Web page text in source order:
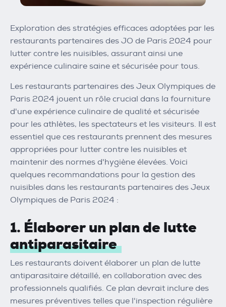
Exploration des stratégies efficaces adoptées par les
restaurants partenaires des JO de Paris 2024 pour
lutter contre les nuisibles, assurant ainsi une
expérience culinaire saine et sécurisée pour tous.
Les restaurants partenaires des Jeux Olympiques de
Paris 2024 jouent un rôle crucial dans la fourniture
d'une expérience culinaire de qualité et sécurisée
pour les athlètes, les spectateurs et les visiteurs. Il est
essentiel que ces restaurants prennent des mesures
appropriées pour lutter contre les nuisibles et
maintenir des normes d'hygiène élevées. Voici
quelques recommandations pour la gestion des
nuisibles dans les restaurants partenaires des Jeux
Olympiques de Paris 2024 :
1. Élaborer un plan de lutte
antiparasitaire
Les restaurants doivent élaborer un plan de lutte
antiparasitaire détaillé, en collaboration avec des
professionnels qualifiés. Ce plan devrait inclure des
mesures préventives telles que l'inspection régulière